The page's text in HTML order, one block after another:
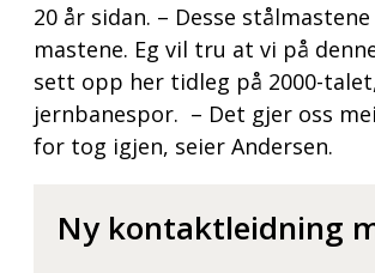
20 år sidan. – Desse
mastene. Eg vil tru at vi på
sett opp her tidleg på 2000-
jernbanespor. – Det gjer oss
for tog igjen, seier Andersen.
Ny kontaktleidning